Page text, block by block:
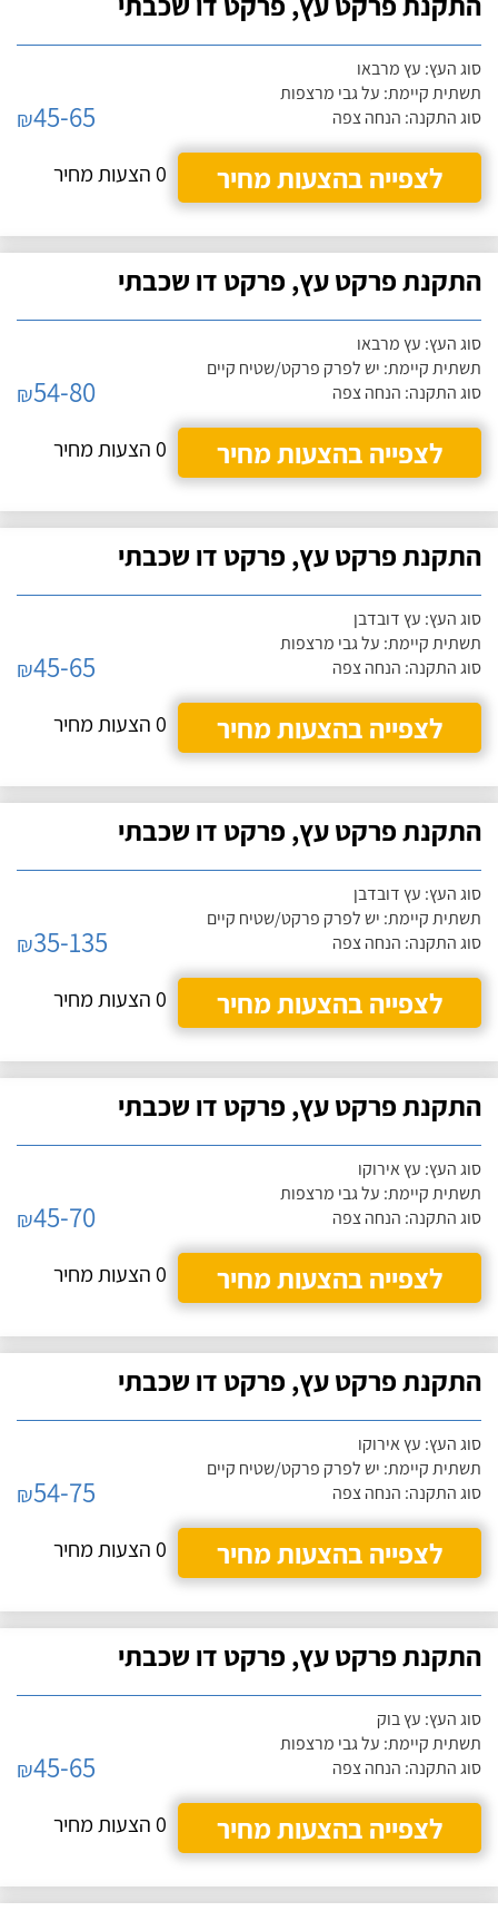
סוג העץ: עץ מרבאו
תשתית קיימת: על גבי מרצפות
סוג התקנה: הנחה צפה
₪45-65
לצפייה בהצעות מחיר
0 הצעות מחיר
התקנת פרקט עץ, פרקט דו שכבתי
סוג העץ: עץ מרבאו
תשתית קיימת: יש לפרק פרקט/שטיח קיים
סוג התקנה: הנחה צפה
₪54-80
לצפייה בהצעות מחיר
0 הצעות מחיר
התקנת פרקט עץ, פרקט דו שכבתי
סוג העץ: עץ דובדבן
תשתית קיימת: על גבי מרצפות
סוג התקנה: הנחה צפה
₪45-65
לצפייה בהצעות מחיר
0 הצעות מחיר
התקנת פרקט עץ, פרקט דו שכבתי
סוג העץ: עץ דובדבן
תשתית קיימת: יש לפרק פרקט/שטיח קיים
סוג התקנה: הנחה צפה
₪35-135
לצפייה בהצעות מחיר
0 הצעות מחיר
התקנת פרקט עץ, פרקט דו שכבתי
סוג העץ: עץ אירוקו
תשתית קיימת: על גבי מרצפות
סוג התקנה: הנחה צפה
₪45-70
לצפייה בהצעות מחיר
0 הצעות מחיר
התקנת פרקט עץ, פרקט דו שכבתי
סוג העץ: עץ אירוקו
תשתית קיימת: יש לפרק פרקט/שטיח קיים
סוג התקנה: הנחה צפה
₪54-75
לצפייה בהצעות מחיר
0 הצעות מחיר
התקנת פרקט עץ, פרקט דו שכבתי
סוג העץ: עץ בוק
תשתית קיימת: על גבי מרצפות
סוג התקנה: הנחה צפה
₪45-65
לצפייה בהצעות מחיר
0 הצעות מחיר